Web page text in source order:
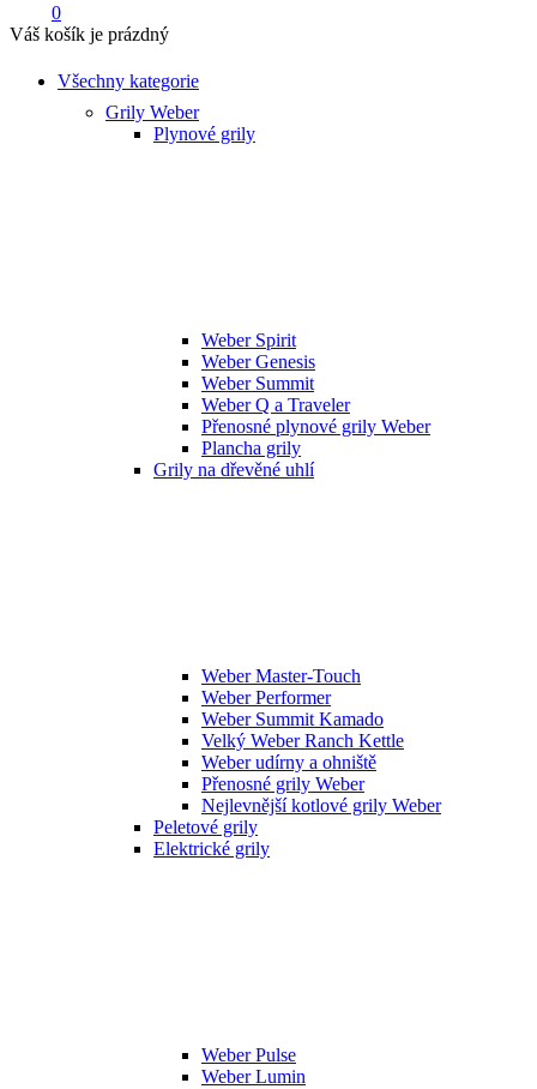
0
Váš košík je prázdný
Všechny kategorie
Grily Weber
Plynové grily
Weber Spirit
Weber Genesis
Weber Summit
Weber Q a Traveler
Přenosné plynové grily Weber
Plancha grily
Grily na dřevěné uhlí
Weber Master-Touch
Weber Performer
Weber Summit Kamado
Velký Weber Ranch Kettle
Weber udírny a ohniště
Přenosné grily Weber
Nejlevnější kotlové grily Weber
Peletové grily
Elektrické grily
Weber Pulse
Weber Lumin